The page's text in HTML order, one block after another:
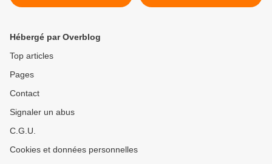
Hébergé par Overblog
Top articles
Pages
Contact
Signaler un abus
C.G.U.
Cookies et données personnelles